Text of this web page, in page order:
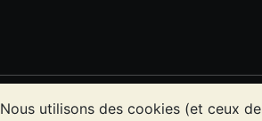
Nous utilisons des cookies (et ceux
l'évolution future des cours. Rien sur